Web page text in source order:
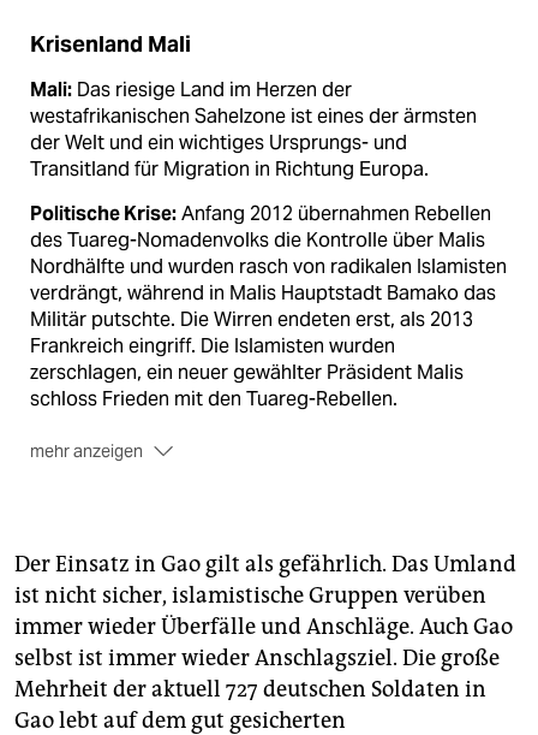
Krisenland Mali
Mali: Das riesige Land im Herzen der
westafrikanischen Sahelzone ist eines der ärmsten
der Welt und ein wichtiges Ursprungs- und
Transitland für Migration in Richtung Europa.
Politische Krise:Anfang 2012 übernahmen Rebellen
des Tuareg-Nomadenvolks die Kontrolle über Malis
Nordhälfte und wurden rasch von radikalen Islamisten
verdrängt, während in Malis Hauptstadt Bamako das
Militär putschte. Die Wirren endeten erst, als 2013
Frankreich eingriff. Die Islamisten wurden
zerschlagen, ein neuer gewählter Präsident Malis
schloss Frieden mit den Tuareg-Rebellen.
mehr anzeigen
UN-Truppen:Die UN-Mission in Mali (Minusma) soll
die Umsetzung des Abkommens mit den Tuareg
überwachen, während Frankreich separat die
Islamisten jagt. Deutschland ist an der UN-Mission
beteiligt, ebenso an einer EU-Ausbildungsmission für
Malis Sicherheitskräfte.
Der Einsatz in Gao gilt als gefährlich. Das Umland
ist nicht sicher, islamistische Gruppen verüben
immer wieder Überfälle und Anschläge. Auch Gao
selbst ist immer wieder Anschlagsziel. Die große
Mehrheit der aktuell 727 deutschen Soldaten in
Gao lebt auf dem gut gesicherten